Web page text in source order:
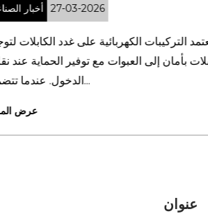
03-2026
تعتمد التركيبات الكهربائية على
الكابلات بأمان إلى العبوات مع
الدخول. عندما تتضمن...
عنوان